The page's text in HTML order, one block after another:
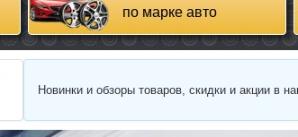
по марке авто
Новинки и обзоры товаров, скидки и акции в